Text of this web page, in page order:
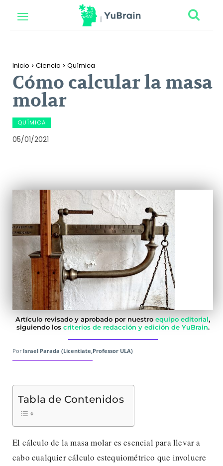
Inicio Ciencia Química
Cómo calcular la masa
molar
QUÍMICA
05/01/2021
Artículo revisado y aprobado por nuestro equipo editorial,
siguiendo los criterios de redacción y edición de YuBrain.
Por Israel Parada (Licentiate,Professor ULA)
Tabla de Contenidos
El cálculo de la masa molar es esencial para llevar a
cabo cualquier cálculo estequiométrico que involucre